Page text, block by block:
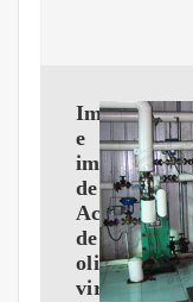
e
de
Aceite
de
oliva
virgen